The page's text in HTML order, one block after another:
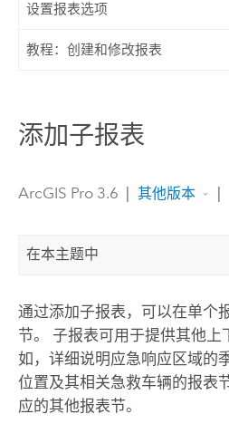
设置报表选项
教程：创建和修改报表
添加子报表
ArcGIS Pro 3.6 | 其他版本 |
在本主题中
通过添加子报表，可以在单个
节。 子报表可用于提供其他上
如，详细说明应急响应区域的
位置及其相关急救车辆的报表
应的其他报表节。